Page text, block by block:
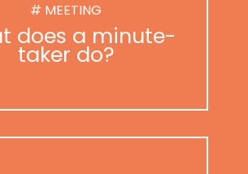
# MEETING
does a minute-
taker do?